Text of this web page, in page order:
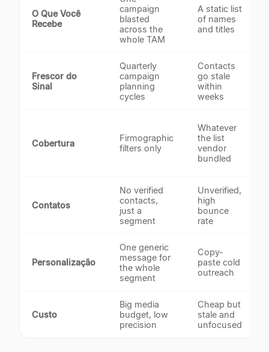
O Que Você
Recebe
campaign
blasted
across the
whole TAM
A static list
of names
and titles
Frescor do
Sinal
Quarterly
campaign
planning
cycles
Contacts
go stale
within
weeks
Cobertura
Firmographic
filters only
Whatever
the list
vendor
bundled
Contatos
No verified
contacts,
just a
segment
Unverified,
high
bounce
rate
Personalização
One generic
message for
the whole
segment
Copy-
paste cold
outreach
Custo
Big media
budget, low
precision
Cheap but
stale and
unfocused